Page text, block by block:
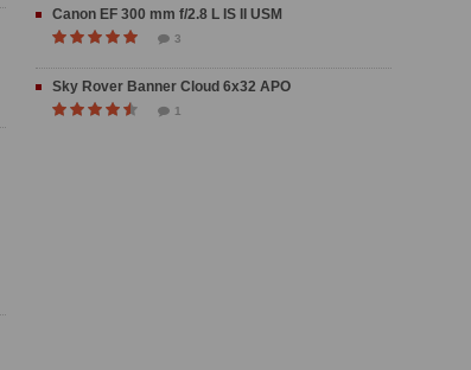
Canon EF 300 mm f/2.8 L IS II USM
3
Sky Rover Banner Cloud 6x32 APO
1